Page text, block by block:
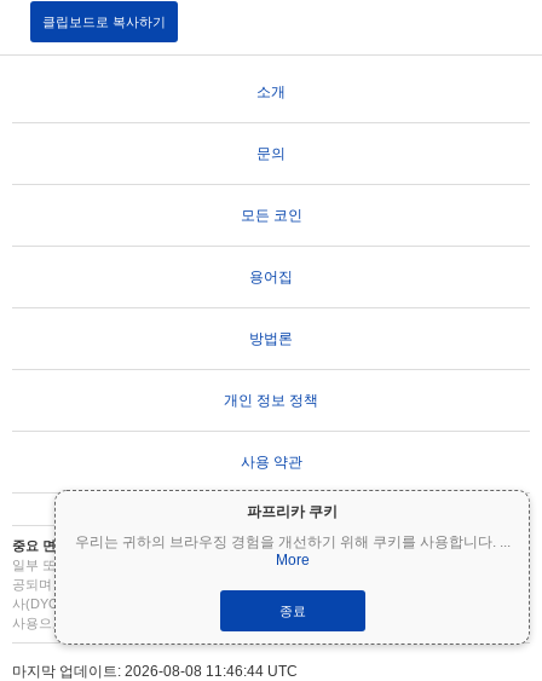
파프리카 쿠키
우리는 귀하의 브라우징 경험을 개선하기 위해 쿠키를 사용합니다. ...
More
종료
클립보드로 복사하기
소개
문의
모든 코인
용어집
방법론
개인 정보 정책
사용 약관
중요 면책 조항: 암호화폐는 변동성이 매우 높으며 상당한 위험을 수반합니다. 투자금의
일부 또는 전부를 잃을 수 있습니다. Coinpaprika의 모든 정보는 정보 제공 목적으로만 제
공되며 재무 또는 투자 조언을 구성하지 않습니다. 투자 결정을 내리기 전에 항상 직접 조
사(DYOR)를 수행하고 자격을 갖춘 재무 고문과 상담하십시오. Coinpaprika는 이 정보의
사용으로 인한 손실에 대해 책임을 지지 않습니다.
마지막 업데이트: 2026-08-08 11:46:44 UTC